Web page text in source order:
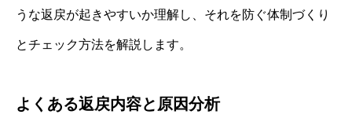
うな返戻が起きやすいか理解し、それを防ぐ体制づくり
とチェック方法を解説します。
よくある返戻内容と原因分析